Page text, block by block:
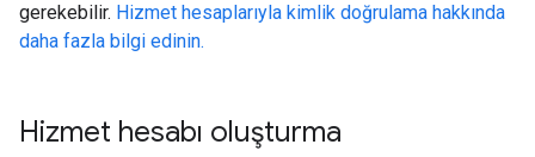
gerekebilir. Hizmet hesaplarıyla kimlik doğrulama hakkında
daha fazla bilgi edinin.
Hizmet hesabı oluşturma